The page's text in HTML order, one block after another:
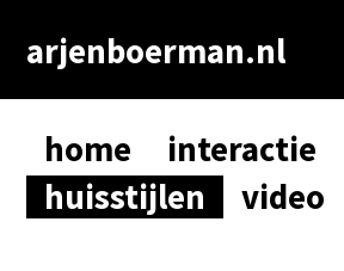
arjenboerman.nl
home interactie
huisstijlen
video